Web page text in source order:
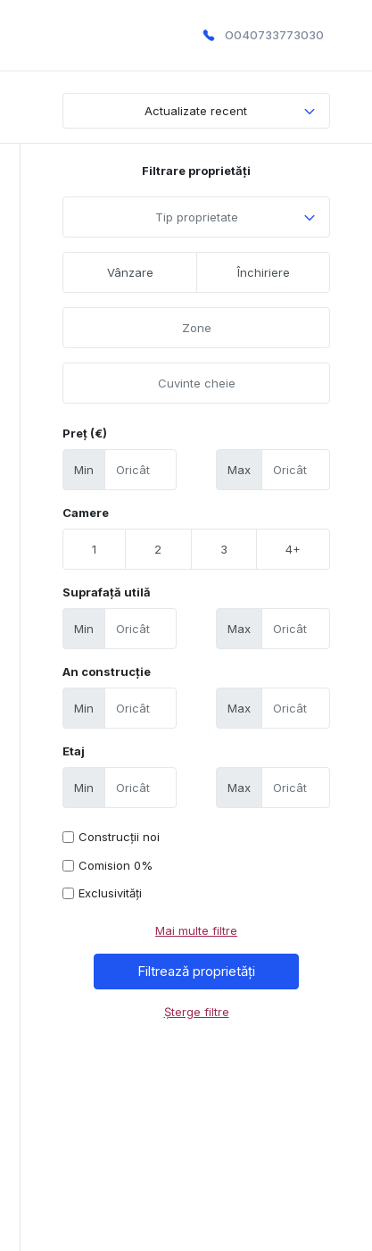
O040733773030
Actualizate recent
Filtrare proprietăți
Tip proprietate
Vânzare Închiriere
Preț (€)
Min Max
Camere
1 2 3 4+
Suprafață utilă
Min Max
An construcție
Min Max
Etaj
Min Max
Construcții noi
Comision 0%
Exclusivități
Mai multe filtre
Șterge filtre